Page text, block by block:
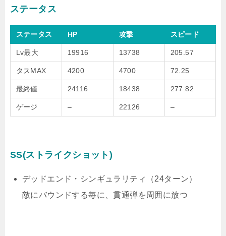
ステータス
ステータス HP 攻撃 スピード
Lv最大 19916 13738 205.57
タスMAX 4200 4700 72.25
最終値 24116 18438 277.82
ゲージ – 22126 –
SS(ストライクショット)
デッドエンド・シンギュラリティ（24ターン）
敵にバウンドする毎に、貫通弾を周囲に放つ